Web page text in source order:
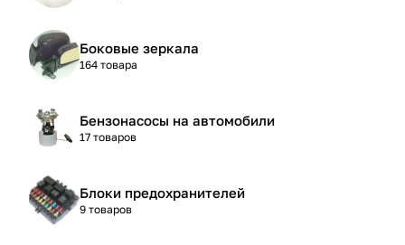
Боковые зеркала
164 товара
Бензонасосы на автомобили
17 товаров
Блоки предохранителей
9 товаров